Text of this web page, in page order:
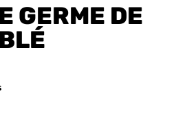
GERME DE
BLÉ